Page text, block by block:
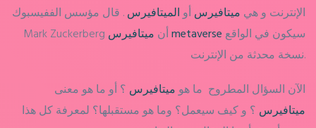
الإنترنت و هي ميتافيرس أو الميتافيرس . قال مؤسس الففيسبوك
Mark Zuckerberg أن ميتافيرس metaverse سيكون في الواقع
نسخة محدثة من الإنترنت.
الآن السؤال المطروح ما هو ميتافيرس ؟ أو ما هو معنى
ميتافيرس ؟ و كيف سيعمل؟ وما هو مستقبلها؟ لمعرفة كل هذا